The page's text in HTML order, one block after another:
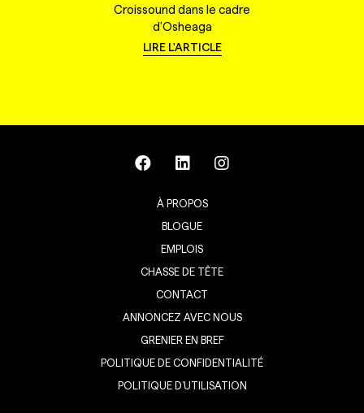
Croissound dans le cadre
d'Osheaga
LIRE L'ARTICLE
À PROPOS
BLOGUE
EMPLOIS
CHASSE DE TÊTE
CONTACT
ANNONCEZ AVEC NOUS
GRENIER EN BREF
POLITIQUE DE CONFIDENTIALITÉ
POLITIQUE D’UTILISATION